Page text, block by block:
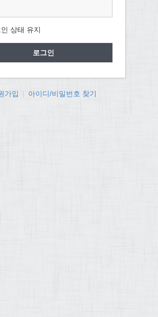
인 상태 유지
가입 아이디/비밀번호 찾기